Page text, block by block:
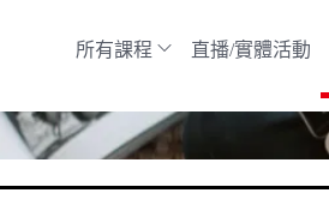
所有課程 直播/實體活動